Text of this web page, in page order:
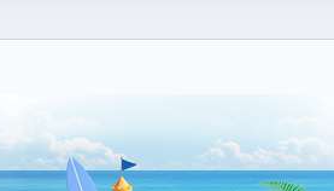
아래 URL에서 도메인 주소를 확인해 보세요